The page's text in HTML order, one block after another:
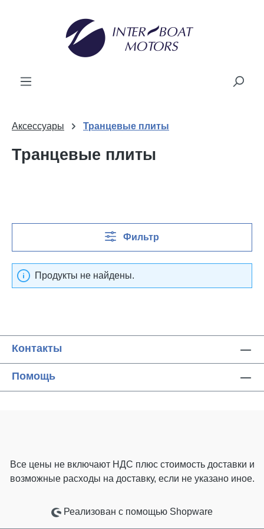
Аксессуары Транцевые плиты
Транцевые плиты
Фильтр
Продукты не найдены.
Контакты
Помощь
Все цены не включают НДС плюс стоимость доставки и
возможные расходы на доставку, если не указано иное.
Реализован с помощью Shopware